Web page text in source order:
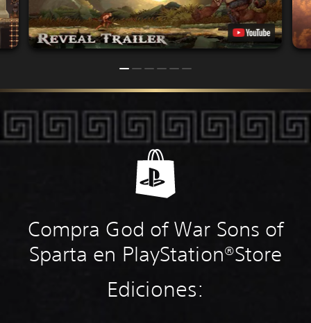
Compra God of War Sons of
Sparta en PlayStation®Store
Ediciones: